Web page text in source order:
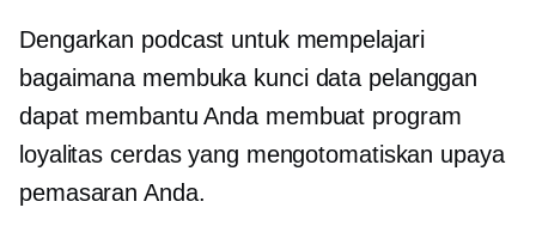
Dengarkan podcast untuk mempelajari
bagaimana membuka kunci data pelanggan
dapat membantu Anda membuat program
loyalitas cerdas yang mengotomatiskan upaya
pemasaran Anda.